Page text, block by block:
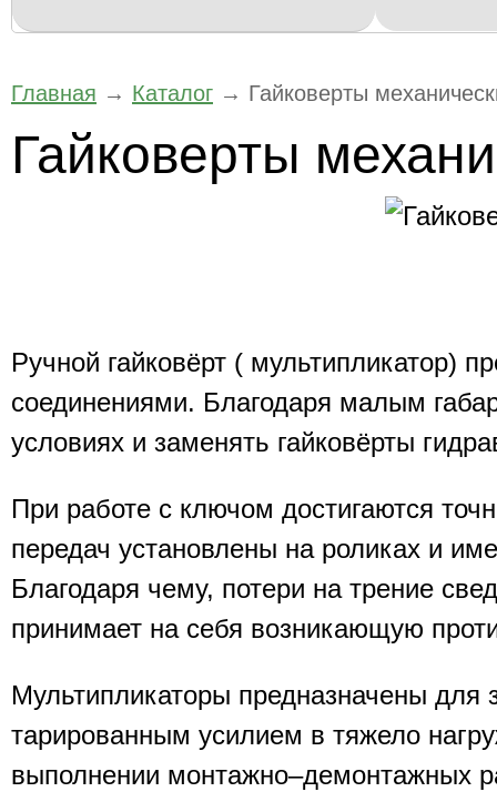
Главная → Каталог → Гайковерты
Гайковерты
Ручной гайковёрт ( мультипликатор)
соединениями. Благодаря малым
условиях и заменять гайковёрты
При работе с ключом достигаются
передач установлены на роликах и
Благодаря чему, потери на трение
принимает на себя возникающую
Мультипликаторы предназначены для
тарированным усилием в тяжело
выполнении монтажно–демонтажных